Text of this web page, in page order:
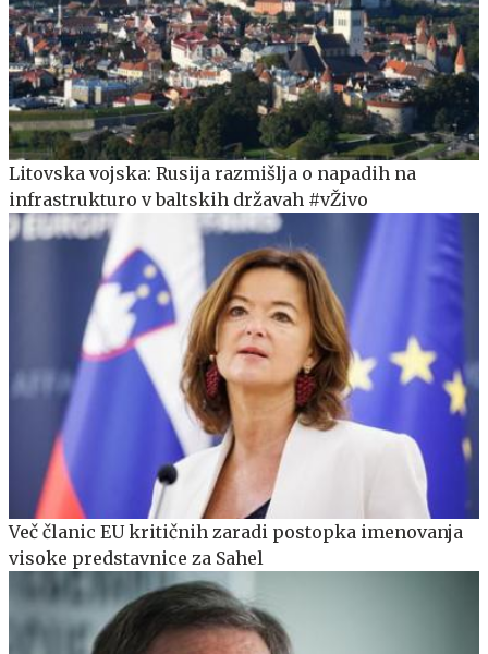
Litovska vojska: Rusija razmišlja o napadih na
infrastrukturo v baltskih državah #vŽivo
Več članic EU kritičnih zaradi postopka imenovanja
visoke predstavnice za Sahel